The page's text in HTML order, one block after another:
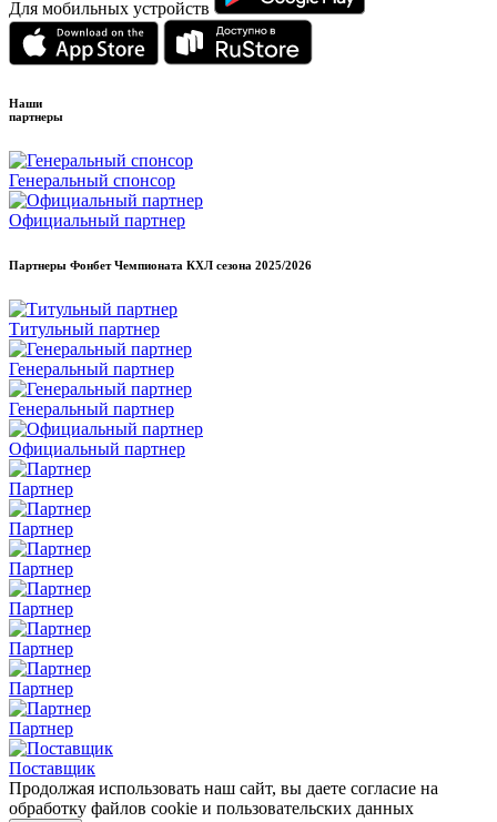
Для мобильных устройств
Наши
партнеры
Генеральный спонсор
Официальный партнер
Партнеры Фонбет Чемпионата КХЛ сезона 2025/2026
Титульный партнер
Генеральный партнер
Генеральный партнер
Официальный партнер
Партнер
Партнер
Партнер
Партнер
Партнер
Партнер
Партнер
Поставщик
Продолжая использовать наш сайт, вы даете согласие на
обработку файлов cookie и пользовательских данных